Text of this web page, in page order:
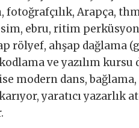
fotoğrafçılık, Arapça,
ebru, ritim
rölyef, ahşap dağlama
ve yazılım kursu
modern dans,
yaratıcı